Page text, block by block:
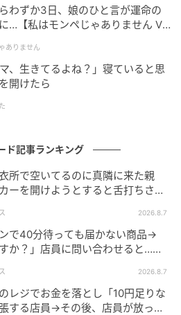
ことが少なく、わたしたちは
汲み取りながら関わっていま
ついて話しかけると、にこや
聞いていたい」と本人が望ん
分かりませんでした。
ちを否定したいわけではあり
たい」
してほしい」
とてもよく理解できます。
わずか3日、娘のひと言が運命の
…【私はモンペじゃありません Vo
ありません
、生きてるよね？」寝ていると思
開けたら
ド記事ランキング
所で空いてるのに真隣に来た親
ーを開けようとすると舌打ちさ
2026.8.7
で40分待っても届かない商品→
すか？」店員に問い合わせると…そ
2026.8.7
レジでお金を落とし「10円足りな
する店員→その後、店員が放っ